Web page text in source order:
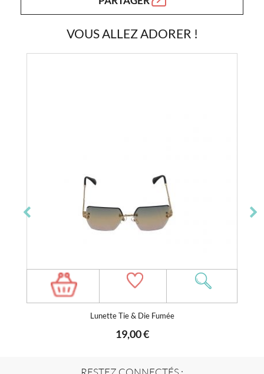
VOUS ALLEZ ADORER !
Lunette Tie & Die Fumée
19,00 €